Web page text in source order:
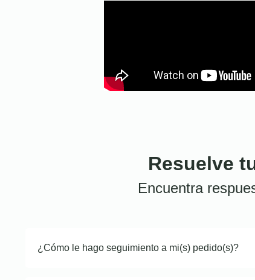
Resuelve
Encuentra
¿Cómo le hago seguimiento a mi(s) pedido(s)?